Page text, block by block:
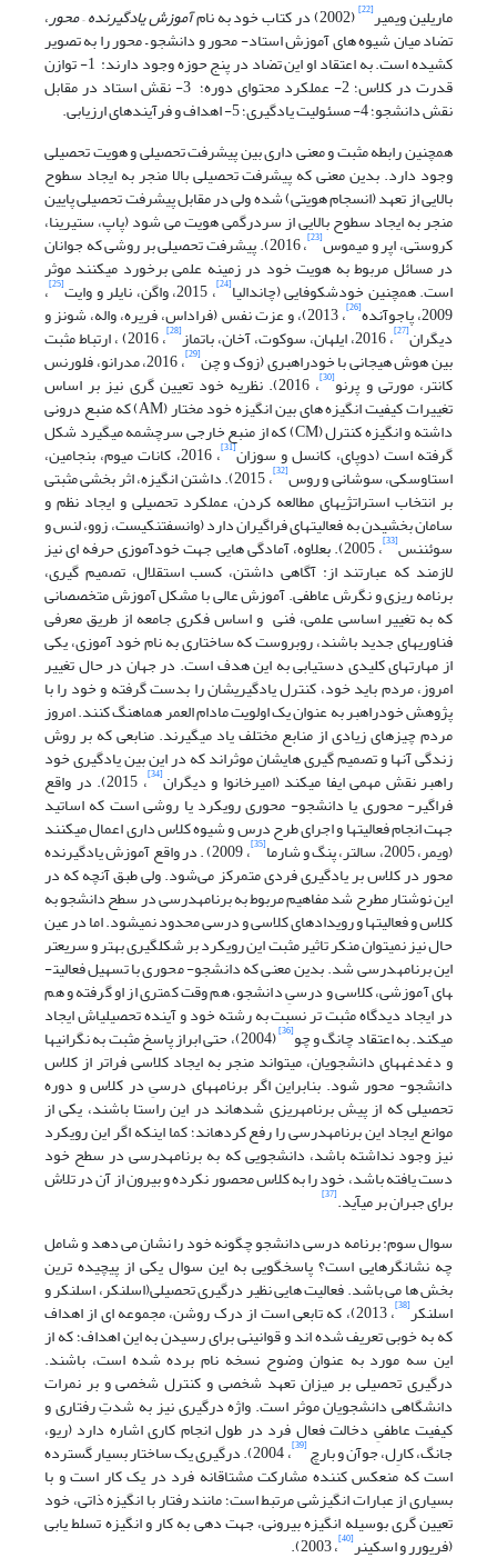
ماریلین ویمیر[22] (2002) در کتاب خود به نام آموزش یادگیرنده–محور،
تضاد میان شیوه های آموزش استاد- محور و دانشجو – محور را به تصویر
کشیده است. به اعتقاد او این تضاد در پنج حوزه وجود دارند: 1- توازن
قدرت در کلاس؛ 2- عملکرد محتوای دوره؛ 3- نقش استاد در مقابل
نقش دانشجو؛ 4- مسئولیت یادگیری؛ 5- اهداف و فرآیندهای ارزیابی.
همچنین رابطه مثبت و معنی داری بین پیشرفت تحصیلی و هویت تحصیلی
وجود دارد. بدین معنی که پیشرفت تحصیلی بالا منجر به ایجاد سطوح
بالایی از تعهد (انسجام هویتی) شده ولی در مقابل پیشرفت تحصیلی پایین
منجر به ایجاد سطوح بالایی از سردرگمی هویت می شود (پاپ، ستیرینا،
کروستی، اپر و میموس[23] ، 2016). پیشرفت تحصیلی بر روشی که جوانان
در مسائل مربوط به هویت خود در زمینه علمی برخورد میکنند موثر
است. همچنین خودشکوفایی (چاندالیا[24] ، 2015، واگن، نایلر و وایت [25] ،
2009، پاجوآنده [26] ، 2013)، و عزت نفس (فراداس، فریره، واله، شونز و
دیگران[27] ، 2016، ایلهان، سوکوت، آخان، باتماز [28] ، 2016) ، ارتباط مثبت
بین هوش هیجانی با خودراهبری (زوک و چن[29] ، 2016، مدرانو، فلورنس
کانتر، مورتی و پرنو[30] ، 2016). نظریه خود تعیین گری نیز بر اساس
تغییرات کیفیت انگیزه های بین انگیزه خود مختار (AM) که منبع درونی
داشته و انگیزه کنترل (CM) که از منبع خارجی سرچشمه میگیرد شکل
گرفته است (دوپای، کانسل و سوزان[31] ، 2016، کانات میوم، بنجامین،
استاوسکی، سوشانی و روس[32] ، 2015). داشتن انگیزه، اثر بخشی مثبتی
بر انتخاب استراتژیهای مطالعه کردن، عملکرد تحصیلی و ایجاد نظم و
سامان بخشیدن به فعالیتهای فراگیران دارد (وانسفتنکیست، زوو، لنس و
سوئننس[33] ، 2005). بعلاوه، آمادگی هایی جهت خودآموزی حرفه ای نیز
لازمند که عبارتند از: آگاهی داشتن، کسب استقلال، تصمیم گیری،
برنامه ریزی و نگرش عاطفی. آموزش عالی با مشکل آموزش متخصصانی
که به تغییر اساسی علمی، فنی و اساس فکری جامعه از طریق معرفی
فناوریهای جدید باشند، روبروست که ساختاری به نام خود آموزی، یکی
از مهارتهای کلیدی دستیابی به این هدف است. در جهان در حال تغییر
امروز، مردم باید خود، کنترل یادگیریشان را بدست گرفته و خود را با
پژوهش خودراهبر به عنوان یک اولویت مادام العمر هماهنگ کنند. امروز
مردم چیزهای زیادی از منابع مختلف یاد میگیرند. منابعی که بر روش
زندگی آنها و تصمیم گیری هایشان موثراند که در این بین یادگیری خود
راهبر نقش مهمی ایفا میکند (امیرخانوا و دیگران[34] ، 2015). در واقع
فراگیر- محوری یا دانشجو- محوری رویکرد یا روشی است که اساتید
جهت انجام فعالیت­ها و اجرای طرح درس و شیوه کلاس داری اعمال می­کنند
(ویمر، 2005، سالتر، پنگ و شارما [35] ، 2009) . در واقع آموزش یادگیرنده
محور در کلاس بر یادگیری فردی متمرکز ‌‌می‌شود. ولی طبق آنچه که در
این نوشتار مطرح شد مفاهیم مربوط به برنامه­درسی در سطح دانشجو به
کلاس و فعالیت­ها و رویدادهای کلاسی و درسی محدود نمی­شود. اما در عین
حال نیز نمی­توان منکر تاثیر مثبت این رویکرد بر شکل­گیری بهتر و سریعتر
این برنامه­درسی شد. بدین معنی که دانشجو- محوری با تسهیل فعالیت­
های آموزشی، کلاسی و درسیِ دانشجو، هم وقت کمتری از او گرفته و هم
در ایجاد دیدگاه مثبت تر نسبت به رشته خود و آینده تحصیلی­اش ایجاد
می­کند. به اعتقاد چانگ و چو[36] (2004)، حتی ابراز پاسخ مثبت به نگرانی­ها
و دغدغه­های دانشجویان، می­تواند منجر به ایجاد کلاسی فراتر از کلاس
دانشجو- محور شود. بنابراین اگر برنامه­های درسیِ در کلاس و دوره
تحصیلی که از پیش برنامه­ریزی شده­اند در این راستا باشند، یکی از
موانع ایجاد این برنامه­درسی را رفع کرده­اند؛ کما اینکه اگر این رویکرد
نیز وجود نداشته باشد، دانشجویی که به برنامه­درسی در سطح خود
دست یافته باشد، خود را به کلاس محصور نکرده و بیرون از آن در تلاش
برای جبران بر می­آید.[37]
سوال سوم: برنامه درسی دانشجو چگونه خود را نشان می دهد و شامل
چه نشانگرهایی است؟ پاسخگویی به این سوال یکی از پیچیده ترین
بخش ها می باشد. فعالیت هایی نظیر درگیری تحصیلی(اسلنکر، اسلنکر و
اسلنکر[38] ، 2013)، که تابعی است از درک روشن، مجموعه ای از اهداف
که به خوبی تعریف شده اند و قوانینی برای رسیدن به این اهداف؛ که از
این سه مورد به عنوان وضوح نسخه نام برده شده است، باشند.
درگیری تحصیلی بر میزان تعهد شخصی و کنترل شخصی و بر نمرات
دانشگاهی دانشجویان موثر است. واژه درگیری نیز به شدتِ رفتاری و
کیفیت عاطفیِ دخالت فعال فرد در طول انجام کاری اشاره دارد (ریو،
جانگ، کارِل، جوآن و بارچ [39] ، 2004). درگیری یک ساختار بسیار گسترده
است که منعکس کننده مشارکت مشتاقانه فرد در یک کار است و با
بسیاری از عبارات انگیزشی مرتبط است؛ مانند رفتار با انگیزه ذاتی، خود
تعیین گری بوسیله انگیزه بیرونی، جهت دهی به کار و انگیزه تسلط یابی
(فریورر و اسکینر[40] ، 2003).